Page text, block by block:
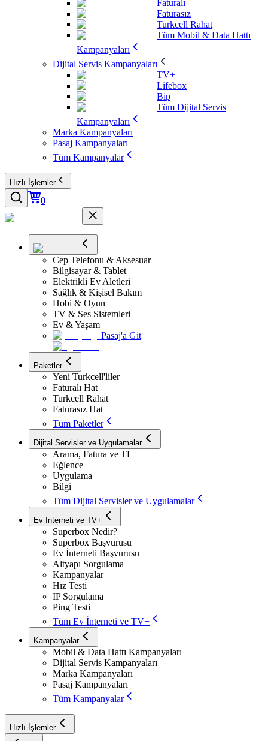
Faturalı
Faturasız
Turkcell Rahat
Tüm Mobil & Data Hattı
Kampanyaları
Dijital Servis Kampanyaları
TV+
Lifebox
Bip
Tüm Dijital Servis
Kampanyaları
Marka Kampanyaları
Pasaj Kampanyaları
Tüm Kampanyalar
Hızlı İşlemler
0
Cep Telefonu & Aksesuar
Bilgisayar & Tablet
Elektrikli Ev Aletleri
Sağlık & Kişisel Bakım
Hobi & Oyun
TV & Ses Sistemleri
Ev & Yaşam
Pasaj'a Git
Paketler
Yeni Turkcell'liler
Faturalı Hat
Turkcell Rahat
Faturasız Hat
Tüm Paketler
Dijital Servisler ve Uygulamalar
Arama, Fatura ve TL
Eğlence
Uygulama
Bilgi
Tüm Dijital Servisler ve Uygulamalar
Ev İnterneti ve TV+
Superbox Nedir?
Superbox Başvurusu
Ev İnterneti Başvurusu
Altyapı Sorgulama
Kampanyalar
Hız Testi
IP Sorgulama
Ping Testi
Tüm Ev İnterneti ve TV+
Kampanyalar
Mobil & Data Hattı Kampanyaları
Dijital Servis Kampanyaları
Marka Kampanyaları
Pasaj Kampanyaları
Tüm Kampanyalar
Hızlı İşlemler